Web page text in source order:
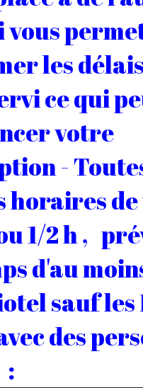
vous
les
ce qui
votre
-
horaires
1/2 h ,
d'au
sauf les
des
: